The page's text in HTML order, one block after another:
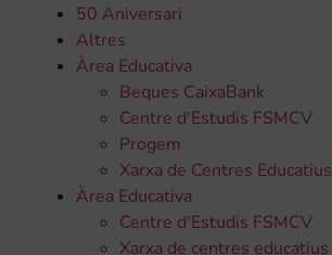
50 Aniversari
Altres
Àrea Educativa
Beques CaixaBank
Centre d'Estudis FSMCV
Progem
Xarxa de Centres Educatius
Àrea Educativa
Centre d'Estudis FSMCV
Xarxa de centres educatius